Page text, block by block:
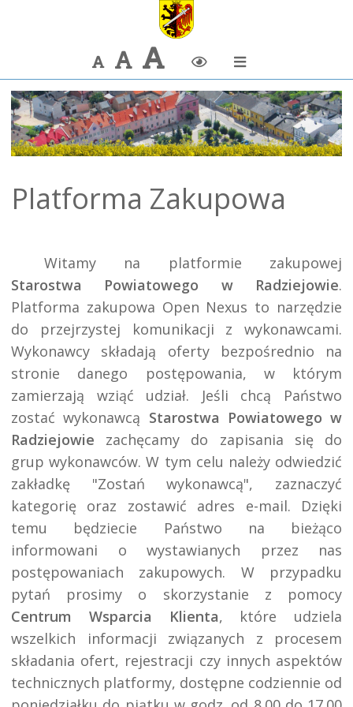
DomyślnaWiększa
czcionkaczcionka Zmiana
Platforma Zakupowa
Witamy na platformie zakupowej
Starostwa Powiatowego w Radziejowie.
Platforma zakupowa Open Nexus to narzędzie
do przejrzystej komunikacji z wykonawcami.
Wykonawcy składają oferty bezpośrednio na
stronie danego postępowania, w którym
zamierzają wziąć udział. Jeśli chcą Państwo
zostać wykonawcą Starostwa Powiatowego w
Radziejowie zachęcamy do zapisania się do
grup wykonawców. W tym celu należy odwiedzić
zakładkę "Zostań wykonawcą", zaznaczyć
kategorię oraz zostawić adres e-mail. Dzięki
temu będziecie Państwo na bieżąco
informowani o wystawianych przez nas
postępowaniach zakupowych. W przypadku
pytań prosimy o skorzystanie z pomocy
Centrum Wsparcia Klienta, które udziela
wszelkich informacji związanych z procesem
składania ofert, rejestracji czy innych aspektów
technicznych platformy, dostępne codziennie od